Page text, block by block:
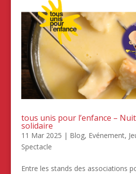
tous unis pour l’enfance –
solidaire
11 Mar 2025 | Blog, Evénement,
Spectacle
Entre les stands des associations